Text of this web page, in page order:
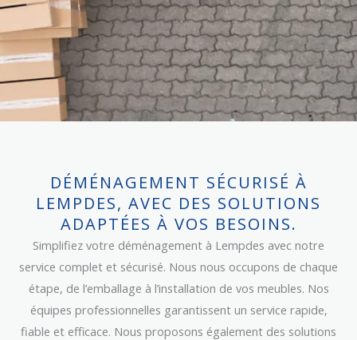
DÉMÉNAGEMENT SÉCURISÉ À
LEMPDES, AVEC DES SOLUTIONS
ADAPTÉES À VOS BESOINS.
Simplifiez votre déménagement à Lempdes avec notre
service complet et sécurisé. Nous nous occupons de chaque
étape, de l’emballage à l’installation de vos meubles. Nos
équipes professionnelles garantissent un service rapide,
fiable et efficace. Nous proposons également des solutions